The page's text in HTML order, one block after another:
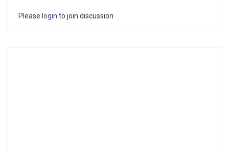
Please login to join discussion